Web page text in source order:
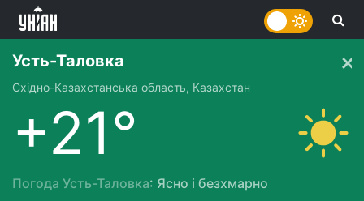
Усть-Таловка
Східно-Казахстанська область, Казахстан
+21°
Погода Усть-Таловка: Ясно і безхмарно